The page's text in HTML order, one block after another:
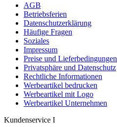
AGB
Betriebsferien
Datenschutzerklärung
Häufige Fragen
Soziales
Impressum
Preise und Lieferbedingungen
Privatsphäre und Datenschutz
Rechtliche Informationen
Werbeartikel bedrucken
Werbeartikel mit Logo
Werbeartikel Unternehmen
Kundenservice I